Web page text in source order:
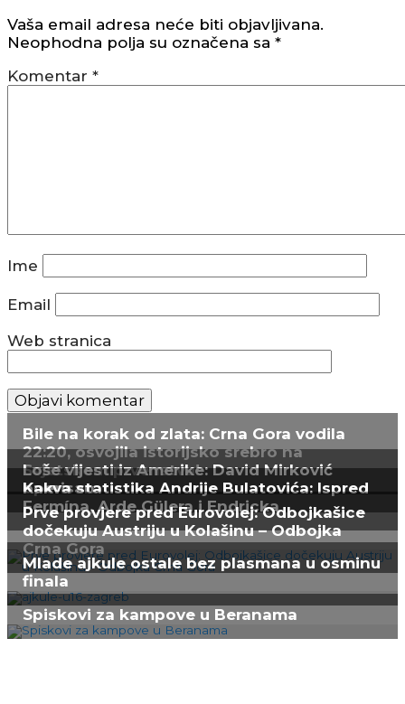
Vaša email adresa neće biti objavljivana.
Neophodna polja su označena sa *
Komentar *
Ime
Email
Web stranica